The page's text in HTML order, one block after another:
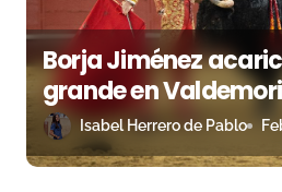
e
n
t
r
Borja Jiménez
grande en
aceros frustran su
Isabel Herrero de Pablo